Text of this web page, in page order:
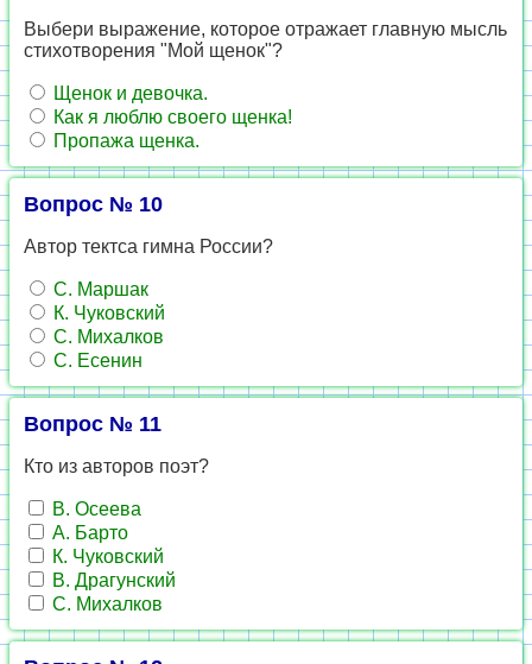
Выбери выражение, которое отражает главную мысль
стихотворения "Мой щенок"?
Щенок и девочка.
Как я люблю своего щенка!
Пропажа щенка.
Вопрос № 10
Автор тектса гимна России?
С. Маршак
К. Чуковский
С. Михалков
С. Есенин
Вопрос № 11
Кто из авторов поэт?
В. Осеева
А. Барто
К. Чуковский
В. Драгунский
С. Михалков